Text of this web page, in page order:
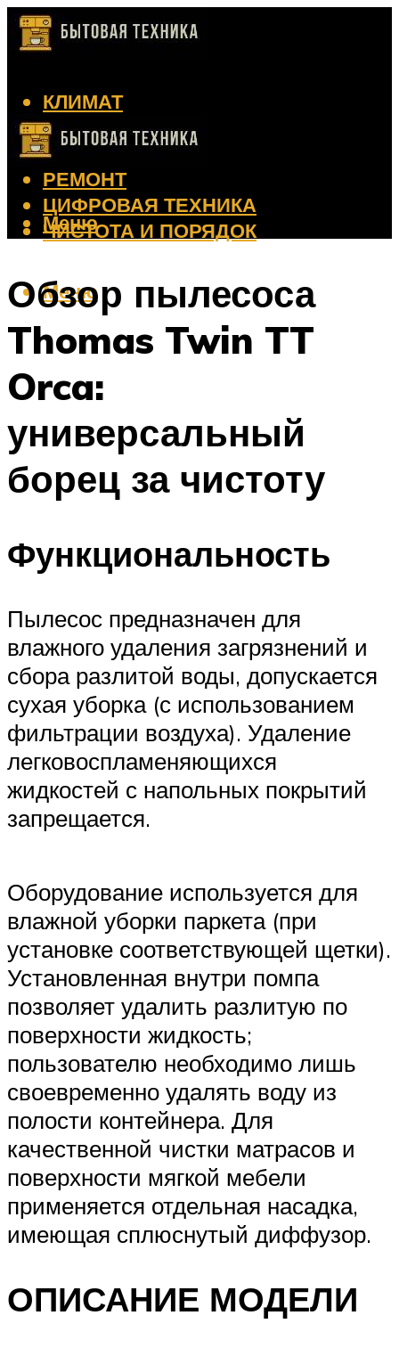
КЛИМАТ
КРАСОТА
КУХНЯ
РЕМОНТ
ЦИФРОВАЯ ТЕХНИКА
ЧИСТОТА И ПОРЯДОК
Меню
Меню
Обзор пылесоса
Thomas Twin TT
Orca:
универсальный
борец за чистоту
Функциональность
Пылесос предназначен для
влажного удаления загрязнений и
сбора разлитой воды, допускается
сухая уборка (с использованием
фильтрации воздуха). Удаление
легковоспламеняющихся
жидкостей с напольных покрытий
запрещается.
Оборудование используется для
влажной уборки паркета (при
установке соответствующей щетки).
Установленная внутри помпа
позволяет удалить разлитую по
поверхности жидкость;
пользователю необходимо лишь
своевременно удалять воду из
полости контейнера. Для
качественной чистки матрасов и
поверхности мягкой мебели
применяется отдельная насадка,
имеющая сплюснутый диффузор.
ОПИСАНИЕ МОДЕЛИ